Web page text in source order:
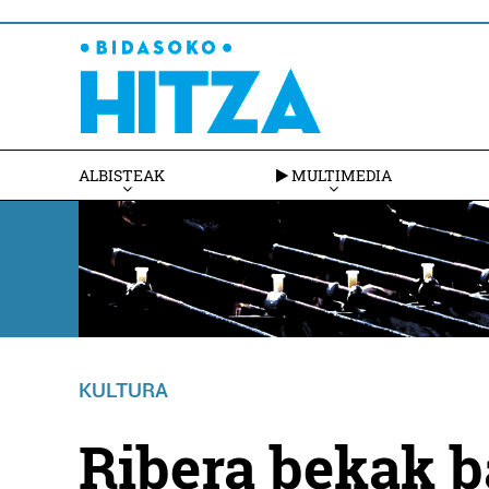
ALBISTEAK MULTIMEDIA
KULTURA
Ribera bekak